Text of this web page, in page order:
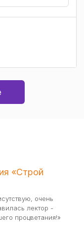
«Строй
очень
лектор -
процветания!»